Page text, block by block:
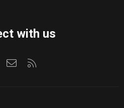
with us
FacebookKontaktirajte nas